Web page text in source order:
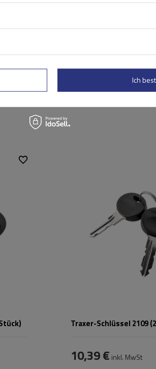
Traxer-Schlüssel 2109
10,39 € inkl. MwSt
Ich